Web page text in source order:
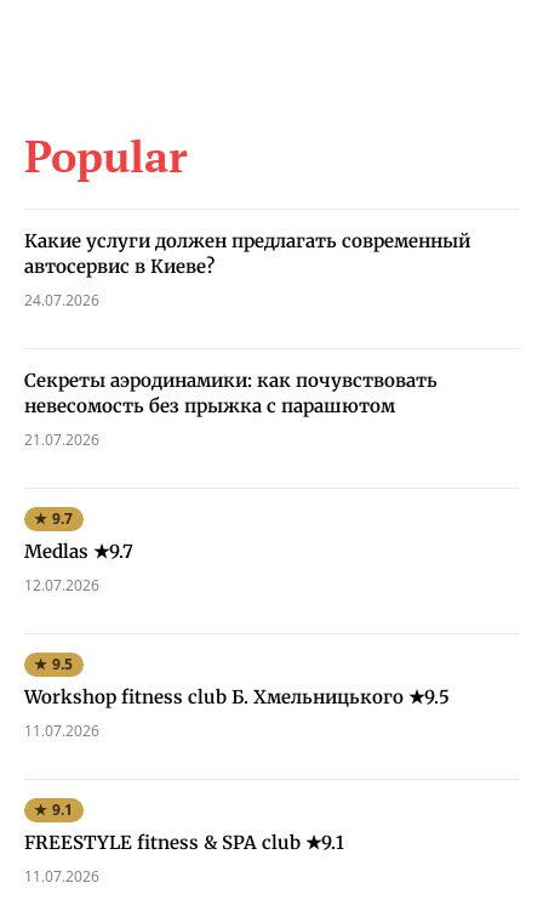
Popular
Какие услуги должен предлагать современный
автосервис в Киеве?
24.07.2026
Секреты аэродинамики: как почувствовать
невесомость без прыжка с парашютом
21.07.2026
★ 9.7
Medlas ★9.7
12.07.2026
★ 9.5
Workshop fitness club Б. Хмельницького ★9.5
11.07.2026
★ 9.1
FREESTYLE fitness & SPA club ★9.1
11.07.2026